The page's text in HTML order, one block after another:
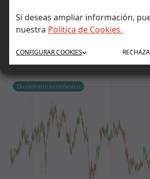
Si deseas ampliar información,
nuestra Política de Cookies.
CONFIGURARCOOKIES
lexiconómico
Diccionario económico